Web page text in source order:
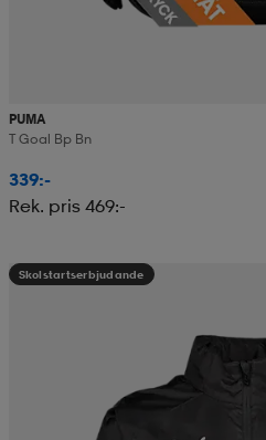
PUMA
T Goal Bp Bn
339:-
Rek. pris 469:-
Skolstartserbjudande